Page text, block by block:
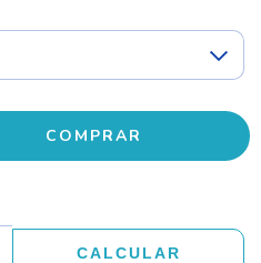
CALCULAR